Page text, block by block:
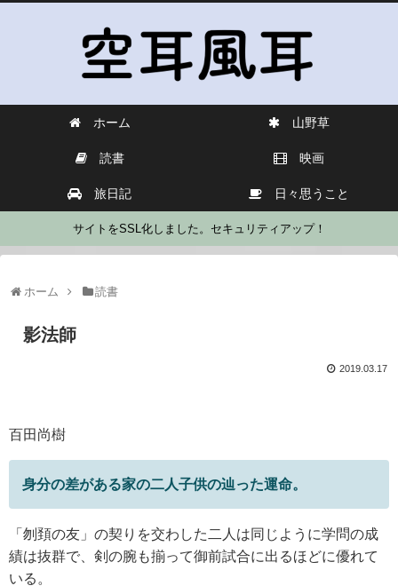
ホーム 山野草
読書 映画
旅日記 日々思うこと
サイトをSSL化しました。セキュリティアップ！
ホーム 読書
影法師
2019.03.17
百田尚樹
身分の差がある家の二人子供の辿った運命。
「刎頚の友」の契りを交わした二人は同じように学問の成
績は抜群で、剣の腕も揃って御前試合に出るほどに優れて
いる。